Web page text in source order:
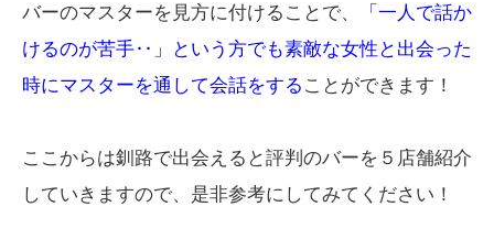
バーのマスターを見方に付けることで、
「一人で話か
けるのが苦手‥」という方でも素敵な女性と出会った
時にマスターを通して会話をする ことができます！
ここからは釧路で出会えると評判のバーを５店舗紹介
していきますので、是非参考にしてみてください！